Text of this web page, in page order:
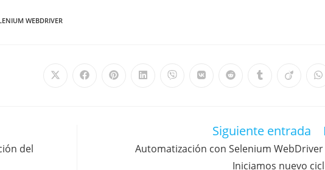
WEBDRIVER
del
Siguiente entrada
Automatización con Selenium WebDriver
Iniciamos nuevo